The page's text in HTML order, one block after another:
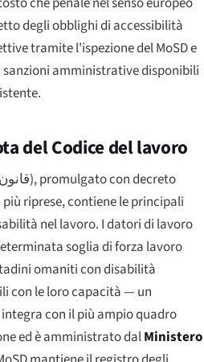
degli obblighi di accessibilità
tramite l'ispezione del MoSD e
amministrative disponibili
del Codice del lavoro
), promulgato con decreto
riprese, contiene le principali
nel lavoro. I datori di lavoro
soglia di forza lavoro
omaniti con disabilità
con le loro capacità — un
con il più ampio quadro
ed è amministrato dalMinistero